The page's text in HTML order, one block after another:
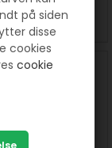
på siden
disse
cookies
cookie
SE MERE